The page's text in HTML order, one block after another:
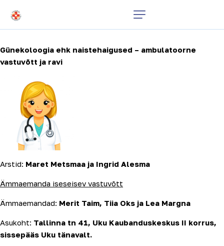
Günekoloogia ehk naistehaigused – ambulatoorne
vastuvõtt ja ravi
Arstid: Maret Metsmaa ja Ingrid Alesma
Ämmaemanda iseseisev vastuvõtt
Ämmaemandad: Merit Taim, Tiia Oks ja Lea Margna
Asukoht: Tallinna tn 41, Uku Kaubanduskeskus II korrus,
sissepääs Uku tänavalt.